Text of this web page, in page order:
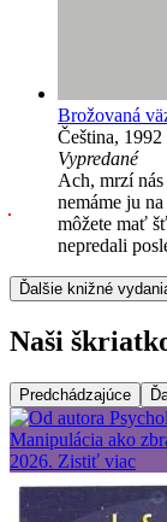
Brožovaná
Čeština, 1992
Vypredané
Ach, mrzí
nemáme ju
môžete mať
nepredali
Ďalšie knižné
Naši
Predchádzajúce